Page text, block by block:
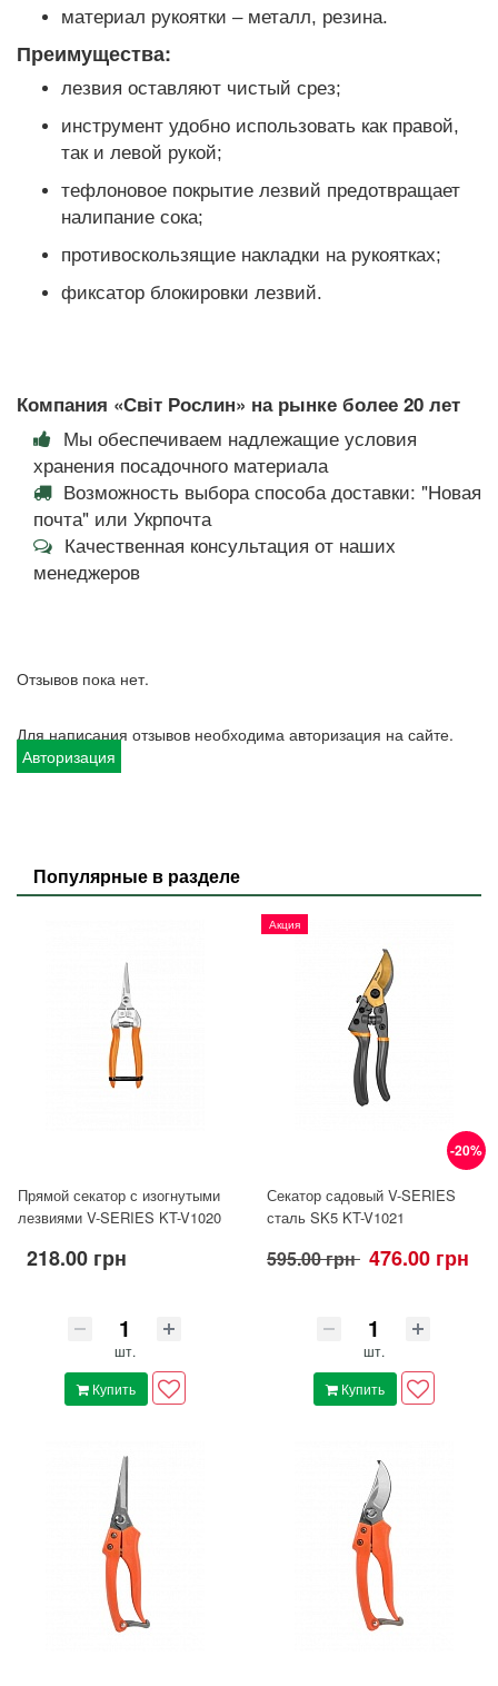
материал рукоятки – металл, резина.
Преимущества:
лезвия оставляют чистый срез;
инструмент удобно использовать как правой,
так и левой рукой;
тефлоновое покрытие лезвий предотвращает
налипание сока;
противоскользящие накладки на рукоятках;
фиксатор блокировки лезвий.
Компания «Світ Рослин» на рынке более 20 лет
Мы обеспечиваем надлежащие условия
хранения посадочного материала
Возможность выбора способа доставки: "Новая
почта" или Укрпочта
Качественная консультация от наших
менеджеров
Отзывов пока нет.
Для написания отзывов необходима авторизация на сайте.
Авторизация
Популярные в разделе
Прямой секатор с изогнутыми
лезвиями V-SERIES KT-V1020
218.00 грн
шт.
Купить
-20%
Акция
Секатор садовый V-SERIES
сталь SK5 KT-V1021
595.00 грн 476.00 грн
шт.
Купить